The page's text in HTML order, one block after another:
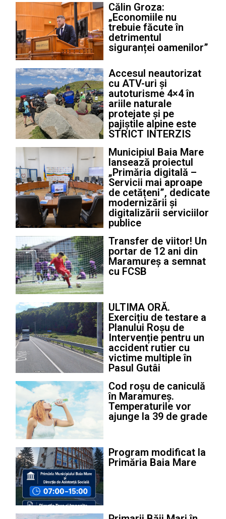
Călin Groza:
„Economiile nu
trebuie făcute în
detrimentul
siguranței oamenilor”
Accesul neautorizat
cu ATV-uri și
autoturisme 4×4 în
ariile naturale
protejate și pe
pajiștile alpine este
STRICT INTERZIS
Municipiul Baia Mare
lansează proiectul
„Primăria digitală –
Servicii mai aproape
de cetățeni”, dedicate
modernizării și
digitalizării serviciilor
publice
Transfer de viitor! Un
portar de 12 ani din
Maramureș a semnat
cu FCSB
ULTIMA ORĂ.
Exercițiu de testare a
Planului Roșu de
Intervenție pentru un
accident rutier cu
victime multiple în
Pasul Gutâi
Cod roșu de caniculă
în Maramureș.
Temperaturile vor
ajunge la 39 de grade
Program modificat la
Primăria Baia Mare